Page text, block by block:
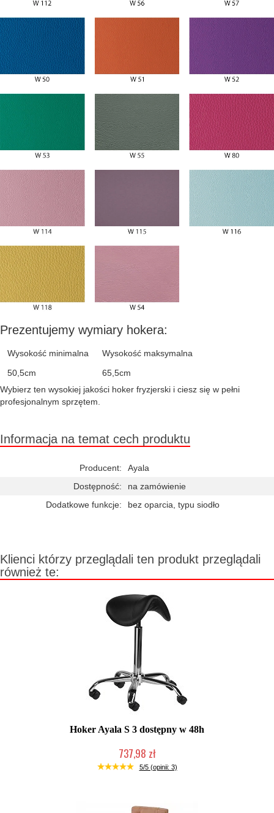
Prezentujemy wymiary hokera:
Wysokość minimalna
Wysokość maksymalna
50,5cm
65,5cm
Wybierz ten wysokiej jakości hoker fryzjerski i ciesz się w pełni
profesjonalnym sprzętem.
Informacja na temat cech produktu
Producent:
Ayala
Dostępność:
na zamówienie
Dodatkowe funkcje:
bez oparcia, typu siodło
Klienci którzy przeglądali ten produkt przeglądali
również te:
Hoker Ayala S 3 dostępny w 48h
737,98 zł
W magazynie producenta
5/5 (opinii: 3)